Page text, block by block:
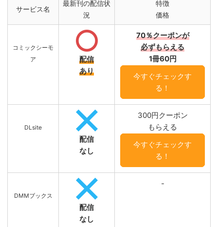
サービス名
最新刊の配信状
況
特徴
価格
コミックシーモ
ア
配信
あり
70％クーポンが
必ずもらえる
1冊60円
今すぐチェックす
る！
DLsite
配信
なし
300円クーポン
もらえる
今すぐチェックす
る！
DMMブックス
配信
なし
-